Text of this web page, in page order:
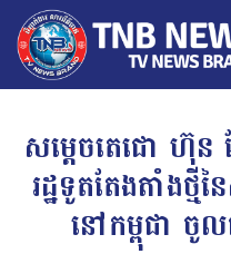
សម្តេចតេជោ ហ៊ុន
រដ្ឋទូតតែងតាំងថ្មី
នៅកម្ពុជា ចូ